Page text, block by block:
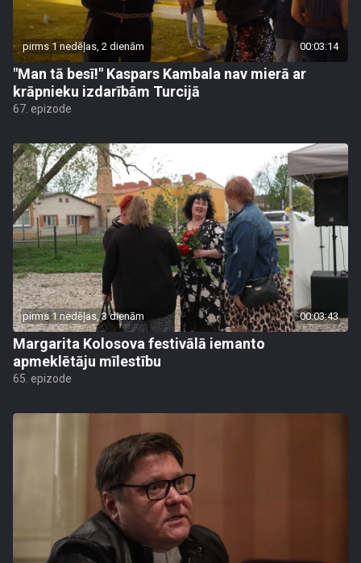
pirms 1 nedēļas, 2 dienām 00:03:14
"Man tā besī!" Kaspars Kambala nav mierā ar
krāpnieku izdarībām Turcijā
67. epizode
pirms 1 nedēļas, 3 dienām 00:03:43
Margarita Kolosova festivālā iemanto
apmeklētāju mīlestību
65. epizode